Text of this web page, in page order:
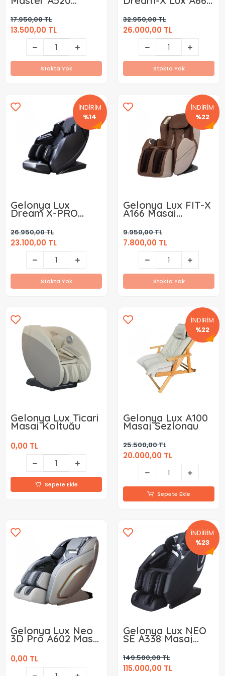
Masaj Koltuğu
Kiralama ( Aylık )
17.950,00 TL
13.500,00 TL
Stokta Yok
Masaj Koltuğu
Kiralama ( Aylık )
32.950,00 TL
26.000,00 TL
Stokta Yok
İNDİRİM
%14
Gelonya Lux
Dream X-PRO
A661 Masaj
Koltuğu Kiralama (
Aylık )
26.950,00 TL
23.100,00 TL
Stokta Yok
İNDİRİM
%22
Gelonya Lux FIT-X
A166 Masaj
Koltuğu Kiralama
(Aylık)
9.950,00 TL
7.800,00 TL
Stokta Yok
Gelonya Lux Ticari
Masaj Koltuğu
0,00 TL
Sepete Ekle
İNDİRİM
%22
Gelonya Lux A100
Masaj Şezlongu
25.500,00 TL
20.000,00 TL
Sepete Ekle
Gelonya Lux Neo
3D Pro A602 Masaj
Koltuğu
0,00 TL
İNDİRİM
%23
Gelonya Lux NEO
SE A338 Masaj
Koltuğu
149.500,00 TL
115.000,00 TL